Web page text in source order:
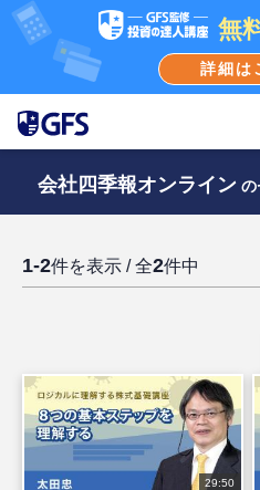
無
詳細は
会社四季報オンライン の
1-2件を表示 / 全2件中
29:50